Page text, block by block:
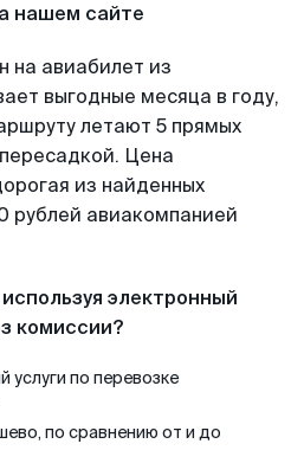
нашем сайте
на авиабилет из
выгодные месяца в году,
летают 5 прямых
Цена
из найденных
рублей авиакомпанией
электронный
комиссии?
услуги по перевозке
по сравнению от и до